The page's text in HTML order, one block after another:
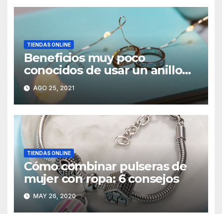
TIENDAS ONLINE
Beneficios muy poco
conocidos de usar un anillo
de acero
AGO 25, 2021
TIENDAS ONLINE
Cómo combinar pulseras de
mujer con ropa: 6 consejos
MAY 26, 2020